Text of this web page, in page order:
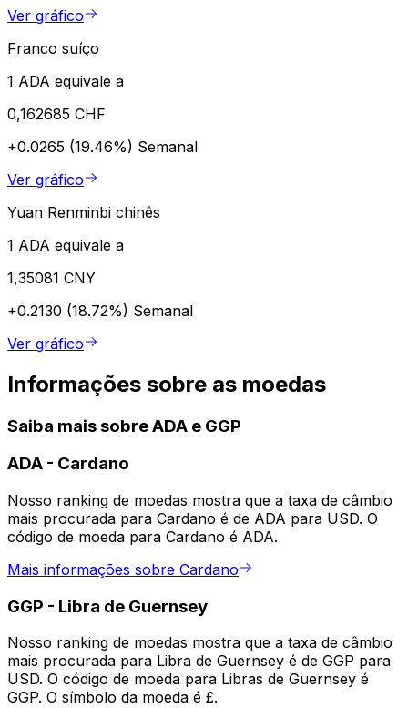
Ver gráfico
Franco suíço
1 ADA equivale a
0,162685 CHF
+0.0265 (19.46%) Semanal
Ver gráfico
Yuan Renminbi chinês
1 ADA equivale a
1,35081 CNY
+0.2130 (18.72%) Semanal
Ver gráfico
Informações sobre as moedas
Saiba mais sobre ADA e GGP
ADA - Cardano
Nosso ranking de moedas mostra que a taxa de câmbio
mais procurada para Cardano é de ADA para USD. O
código de moeda para Cardano é ADA.
Mais informações sobre Cardano
GGP - Libra de Guernsey
Nosso ranking de moedas mostra que a taxa de câmbio
mais procurada para Libra de Guernsey é de GGP para
USD. O código de moeda para Libras de Guernsey é
GGP. O símbolo da moeda é £.